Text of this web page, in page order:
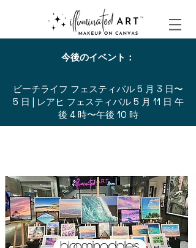
今後のイベント：
ビーチライフ フェスティバル 5 月 3 日〜
5 日 | レアヒ フェスティバル 5 月 11 日 午
後 4 時〜午後 10 時